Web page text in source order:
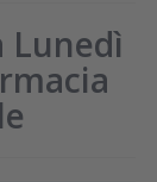
Lunedì